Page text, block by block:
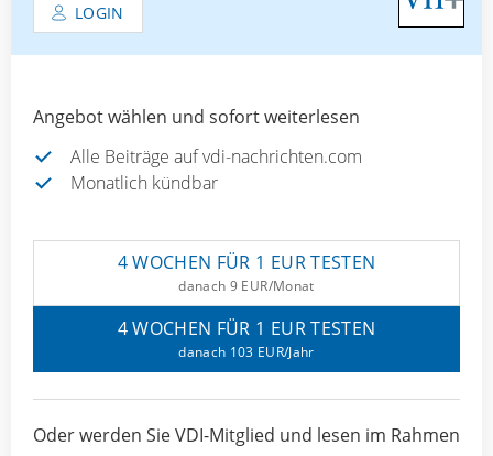
LOGIN
Angebot wählen und sofort weiterlesen
Alle Beiträge auf vdi-nachrichten.com
Monatlich kündbar
4 WOCHEN FÜR 1 EUR TESTEN
danach 9 EUR/Monat
4 WOCHEN FÜR 1 EUR TESTEN
danach 103 EUR/Jahr
Oder werden Sie VDI-Mitglied und lesen im Rahmen